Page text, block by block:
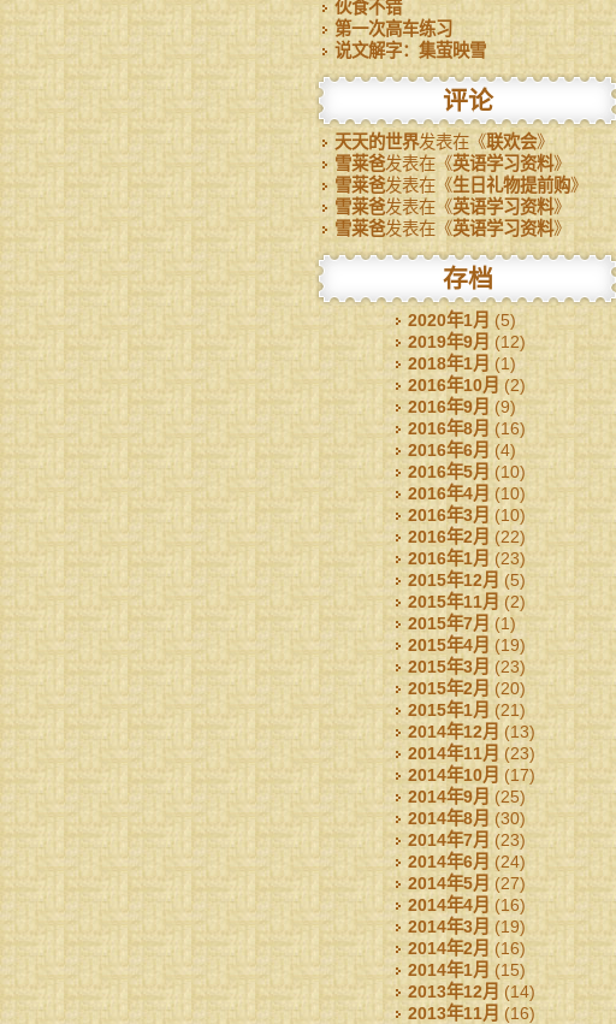
伙食不错
第一次高车练习
说文解字：集萤映雪
评论
天天的世界发表在《联欢会》
雪莱爸发表在《英语学习资料》
雪莱爸发表在《生日礼物提前购》
雪莱爸发表在《英语学习资料》
雪莱爸发表在《英语学习资料》
存档
2020年1月 (5)
2019年9月(12)
2018年1月 (1)
2016年10月 (2)
2016年9月 (9)
2016年8月 (16)
2016年6月(4)
2016年5月 (10)
2016年4月 (10)
2016年3月 (10)
2016年2月 (22)
2016年1月(23)
2015年12月 (5)
2015年11月 (2)
2015年7月 (1)
2015年4月 (19)
2015年3月(23)
2015年2月 (20)
2015年1月 (21)
2014年12月 (13)
2014年11月 (23)
2014年10月 (17)
2014年9月 (25)
2014年8月 (30)
2014年7月 (23)
2014年6月 (24)
2014年5月(27)
2014年4月 (16)
2014年3月 (19)
2014年2月 (16)
2014年1月 (15)
2013年12月 (14)
2013年11月 (16)